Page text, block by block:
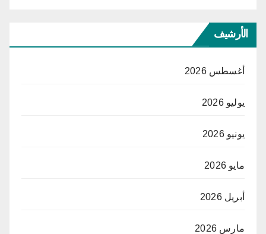
الأرشيف
أغسطس 2026
يوليو 2026
يونيو 2026
مايو 2026
أبريل 2026
مارس 2026